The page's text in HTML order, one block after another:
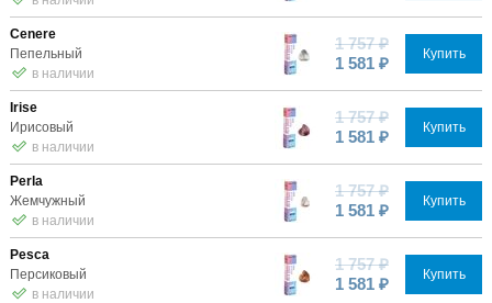
Cenere
Пепельный
в наличии
1 757 ₽
1 581 ₽
Купить
Irise
Ирисовый
в наличии
1 757 ₽
1 581 ₽
Купить
Perla
Жемчужный
в наличии
1 757 ₽
1 581 ₽
Купить
Pesca
Персиковый
в наличии
1 757 ₽
1 581 ₽
Купить